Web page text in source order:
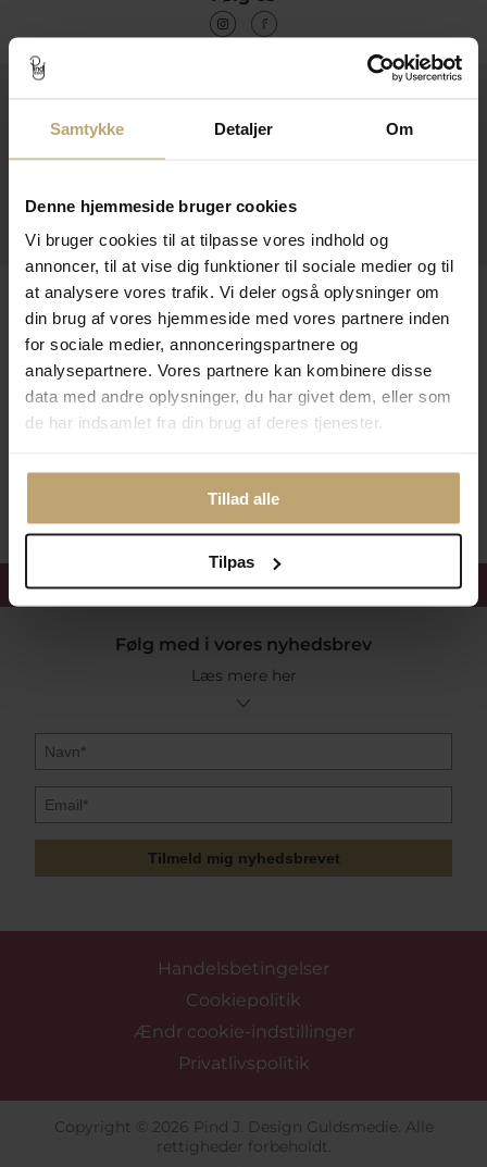
Samtykke Detaljer Om
Denne hjemmeside bruger cookies
Vi bruger cookies til at tilpasse vores indhold og
annoncer, til at vise dig funktioner til sociale medier og til
at analysere vores trafik. Vi deler også oplysninger om
din brug af vores hjemmeside med vores partnere inden
for sociale medier, annonceringspartnere og
analysepartnere. Vores partnere kan kombinere disse
data med andre oplysninger, du har givet dem, eller som
de har indsamlet fra din brug af deres tjenester.
Tillad alle
Tilpas
Åbningstider I Butikken
Leveringsmuligheder
Betalingsmuligheder
Sikker Og Tryg E-Handel
Få 15%velkomstrabat
Følg med i vores nyhedsbrev
Læs mere her
Tilmeld mig nyhedsbrevet
Handelsbetingelser
Cookiepolitik
Ændr cookie-indstillinger
Privatlivspolitik
Copyright © 2026 Pind J. Design Guldsmedie. Alle
rettigheder forbeholdt.